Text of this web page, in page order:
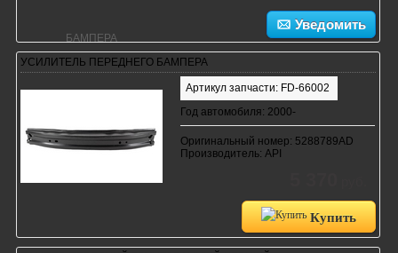
Уведомить
УСИЛИТЕЛЬ ПЕРЕДНЕГО БАМПЕРА
Артикул запчасти: FD-66002
Год автомобиля: 2000-
Оригинальный номер: 5288789AD
Производитель: API
Купить